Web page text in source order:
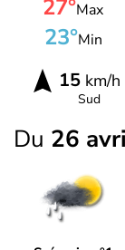
27°Max
23°Min
15km/h
Sud
Du 26